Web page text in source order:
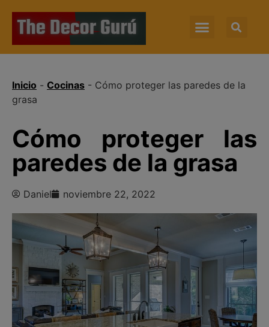
Inicio - Cocinas - Cómo proteger las paredes de la
grasa
Cómo proteger las
paredes de la grasa
Daniel noviembre 22, 2022